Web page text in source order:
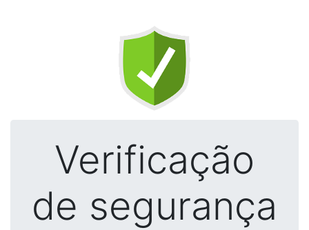
Verificação
de segurança